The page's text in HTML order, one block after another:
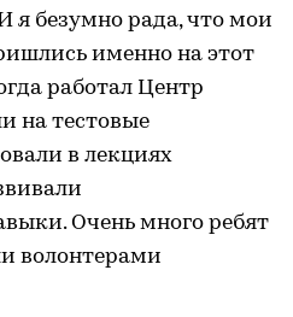
я безумно рада, что мои
именно на этот
работал Центр
на тестовые
в лекциях
Очень много ребят
волонтерами